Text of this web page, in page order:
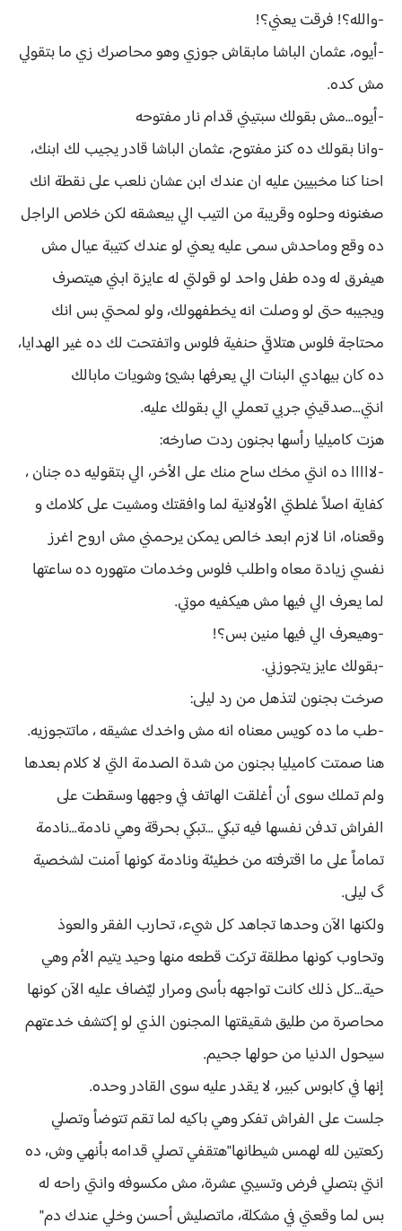
-والله؟! فرقت يعني؟!
-أيوه، عثمان الباشا مابقاش جوزي وهو محاصرك زي ما بتقولي
مش كده.
-أيوه...مش بقولك سبتيني قدام نار مفتوحه
-وانا بقولك ده كنز مفتوح، عثمان الباشا قادر يجيب لك ابنك،
احنا كنا مخبيين عليه ان عندك ابن عشان نلعب على نقطة انك
صغنونه وحلوه وقريبة من التيب الي بيعشقه لكن خلاص الراجل
ده وقع وماحدش سمى عليه يعني لو عندك كتيبة عيال مش
هيفرق له وده طفل واحد لو قولتي له عايزة ابني هيتصرف
ويجيبه حتى لو وصلت انه يخطفهولك، ولو لمحتي بس انك
محتاجة فلوس هتلاقي حنفية فلوس واتفتحت لك ده غير الهدايا،
ده كان بيهادي البنات الي يعرفها بشيئ وشويات مابالك
انتي...صدقيني جربي تعملي الي بقولك عليه.
هزت كاميليا رأسها بجنون ردت صارخه:
-لااااا ده انتي مخك ساح منك على الأخر، الي بتقوليه ده جنان ،
كفاية اصلاً غلطتي الأولانية لما وافقتك ومشيت على كلامك و
وقعناه، انا لازم ابعد خالص يمكن يرحمني مش اروح اغرز
نفسي زيادة معاه واطلب فلوس وخدمات متهوره ده ساعتها
لما يعرف الي فيها مش هيكفيه موتي.
-وهيعرف الي فيها منين بس؟!
-بقولك عايز يتجوزني.
صرخت بجنون لتذهل من رد ليلى:
-طب ما ده كويس معناه انه مش واخدك عشيقه ، ماتتجوزيه.
هنا صمتت كاميليا بجنون من شدة الصدمة التي لا كلام بعدها
ولم تملك سوى أن أغلقت الهاتف في وجهها وسقطت على
الفراش تدفن نفسها فيه تبكي ...تبكي بحرقة وهي نادمة...نادمة
تماماً على ما اقترفته من خطيئة ونادمة كونها آمنت لشخصية
گ ليلى.
ولكنها الآن وحدها تجاهد كل شيء، تحارب الفقر والعوذ
وتحاوب كونها مطلقة تركت قطعه منها وحيد يتيم الأم وهي
حية...كل ذلك كانت تواجهه بأسى ومرار ليٌضاف عليه الآن كونها
محاصرة من طليق شقيقتها المجنون الذي لو إكتشف خدعتهم
سيحول الدنيا من حولها جحيم.
إنها في كابوس كبير، لا يقدر عليه سوى القادر وحده.
جلست على الفراش تفكر وهي باكيه لما تقم تتوضأ وتصلي
ركعتين لله لهمس شيطانها"هتقفي تصلي قدامه بأنهي وش، ده
انتي بتصلي فرض وتسيبي عشرة، مش مكسوفه وانتي راحه له
بس لما وقعتي في مشكلة، ماتصليش أحسن وخلي عندك دم"